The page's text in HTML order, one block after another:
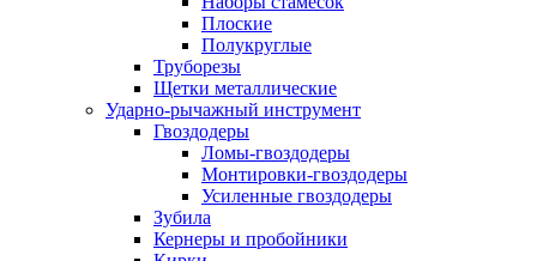
Плоские
Полукруглые
Труборезы
Щетки металлические
Ударно-рычажный инструмент
Гвоздодеры
Ломы-гвоздодеры
Монтировки-гвоздодеры
Усиленные гвоздодеры
Зубила
Кернеры и пробойники